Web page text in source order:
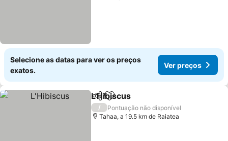
Selecione as datas para ver os preços
exatos.
Ver preços
PartilharAdicionar aos favoritos
L'Hibiscus
/
Pontuação não disponível
Tahaa, a 19.5 km de Raiatea